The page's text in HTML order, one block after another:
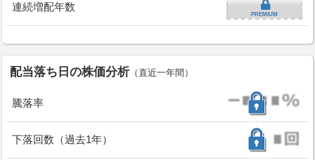
連続増配年数
PREMIUM
配当落ち日の株価分析（直近一年間）
騰落率
下落回数（過去1年）